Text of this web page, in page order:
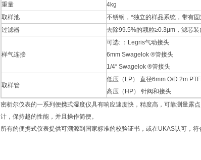
重量
4kg
取样池
不锈钢，*独立的样品系统，带有
过滤器
去除99.5%的颗粒≥0.3μm，滤芯装
样气连接
可选: ：Legris气动接头
6mm Swagelok ®管接头
1/4“ Swagelok ®管接头
取样管
低压（LP） 直径6mm O/D 2m
高压（HP） 针阀和接头
密析尔仪表的一系列便携式湿度仪具有响应速度快，精度高，可靠测量露
计，保持越的性能，并且操作简便。
所有的便携式仪表提供可溯源到国家标准的校验证书，或在UKAS认可，